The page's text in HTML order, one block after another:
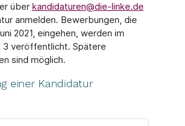
über kandidaturen@die-linke.de
anmelden. Bewerbungen, die
2021, eingehen, werden im
veröffentlicht. Spätere
sind möglich.
einer Kandidatur